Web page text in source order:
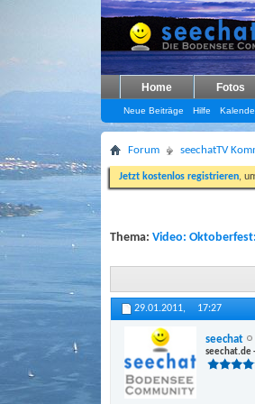
Home Fotos
Neue Beiträge Hilfe
Forum seechatTV
Jetzt kostenlos registrieren,
Thema: Video:
29.01.2011, 17:27
seechat
seechat.de